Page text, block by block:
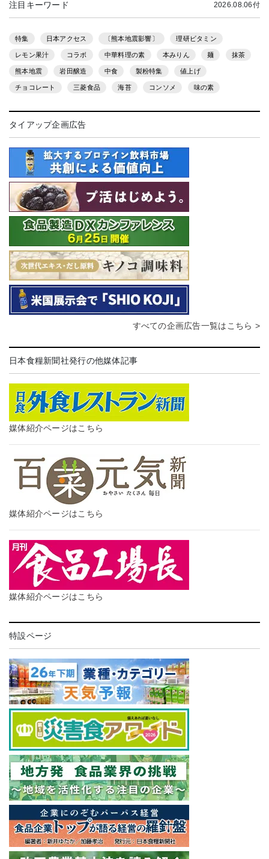
注目キーワード 2026.08.06付
特集 日本アクセス 〔熊本地震影響〕 理研ビタミン
レモン果汁 コラボ 中華料理の素 本みりん 麺 抹茶
熊本地震 岩田醸造 中食 製粉特集 値上げ
チョコレート 三菱食品 海苔 コンソメ 味の素
タイアップ企画広告
すべての企画広告一覧はこちら >
日本食糧新聞社発行の他媒体記事
媒体紹介ページはこちら
媒体紹介ページはこちら
媒体紹介ページはこちら
特設ページ